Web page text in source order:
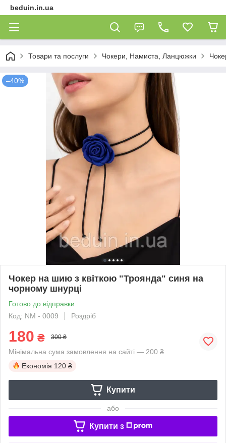
beduin.in.ua
Товари та послуги Чокери, Намиста, Ланцюжки
–40%
Чокер на шию з квіткою "Троянда" синя на
чорному шнурці
Готово до відправки
Код: NM - 0009
Роздріб
180 ₴ 300 ₴
Мінімальна сума замовлення на сайті — 200 ₴
Економія 120 ₴
Купити
або
Купити з